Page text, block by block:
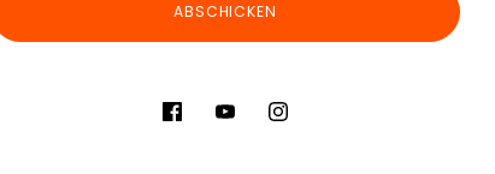
ABSCHICKEN